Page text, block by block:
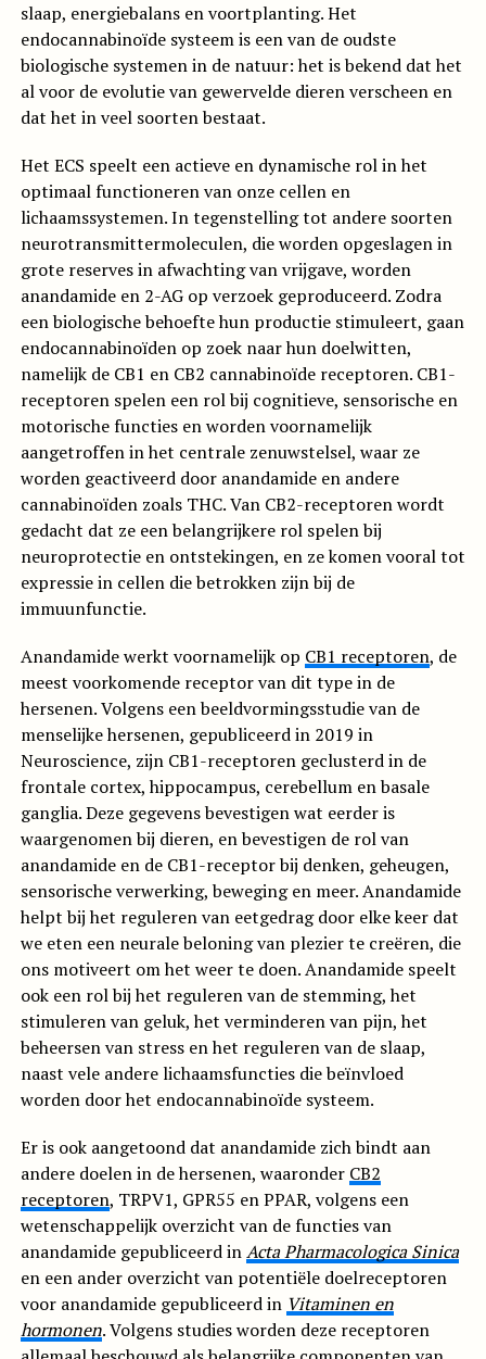
slaap, energiebalans en voortplanting. Het
endocannabinoïde systeem is een van de oudste
biologische systemen in de natuur: het is bekend dat het
al voor de evolutie van gewervelde dieren verscheen en
dat het in veel soorten bestaat.
Het ECS speelt een actieve en dynamische rol in het
optimaal functioneren van onze cellen en
lichaamssystemen. In tegenstelling tot andere soorten
neurotransmittermoleculen, die worden opgeslagen in
grote reserves in afwachting van vrijgave, worden
anandamide en 2-AG op verzoek geproduceerd. Zodra
een biologische behoefte hun productie stimuleert, gaan
endocannabinoïden op zoek naar hun doelwitten,
namelijk de CB1 en CB2 cannabinoïde receptoren. CB1-
receptoren spelen een rol bij cognitieve, sensorische en
motorische functies en worden voornamelijk
aangetroffen in het centrale zenuwstelsel, waar ze
worden geactiveerd door anandamide en andere
cannabinoïden zoals THC. Van CB2-receptoren wordt
gedacht dat ze een belangrijkere rol spelen bij
neuroprotectie en ontstekingen, en ze komen vooral tot
expressie in cellen die betrokken zijn bij de
immuunfunctie.
Anandamide werkt voornamelijk op CB1 receptoren, de
meest voorkomende receptor van dit type in de
hersenen. Volgens een beeldvormingsstudie van de
menselijke hersenen, gepubliceerd in 2019 in
Neuroscience, zijn CB1-receptoren geclusterd in de
frontale cortex, hippocampus, cerebellum en basale
ganglia. Deze gegevens bevestigen wat eerder is
waargenomen bij dieren, en bevestigen de rol van
anandamide en de CB1-receptor bij denken, geheugen,
sensorische verwerking, beweging en meer. Anandamide
helpt bij het reguleren van eetgedrag door elke keer dat
we eten een neurale beloning van plezier te creëren, die
ons motiveert om het weer te doen. Anandamide speelt
ook een rol bij het reguleren van de stemming, het
stimuleren van geluk, het verminderen van pijn, het
beheersen van stress en het reguleren van de slaap,
naast vele andere lichaamsfuncties die beïnvloed
worden door het endocannabinoïde systeem.
Er is ook aangetoond dat anandamide zich bindt aan
andere doelen in de hersenen, waaronder CB2
receptoren, TRPV1, GPR55 en PPAR, volgens een
wetenschappelijk overzicht van de functies van
anandamide gepubliceerd inActa Pharmacologica Sinica
en een ander overzicht van potentiële doelreceptoren
voor anandamide gepubliceerd in Vitaminen en
hormonen. Volgens studies worden deze receptoren